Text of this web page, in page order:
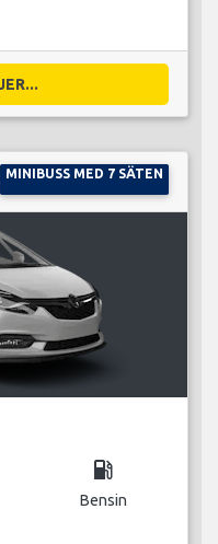
MINIBUSS MED 7 SÄTEN
local_gas_station
Bensin